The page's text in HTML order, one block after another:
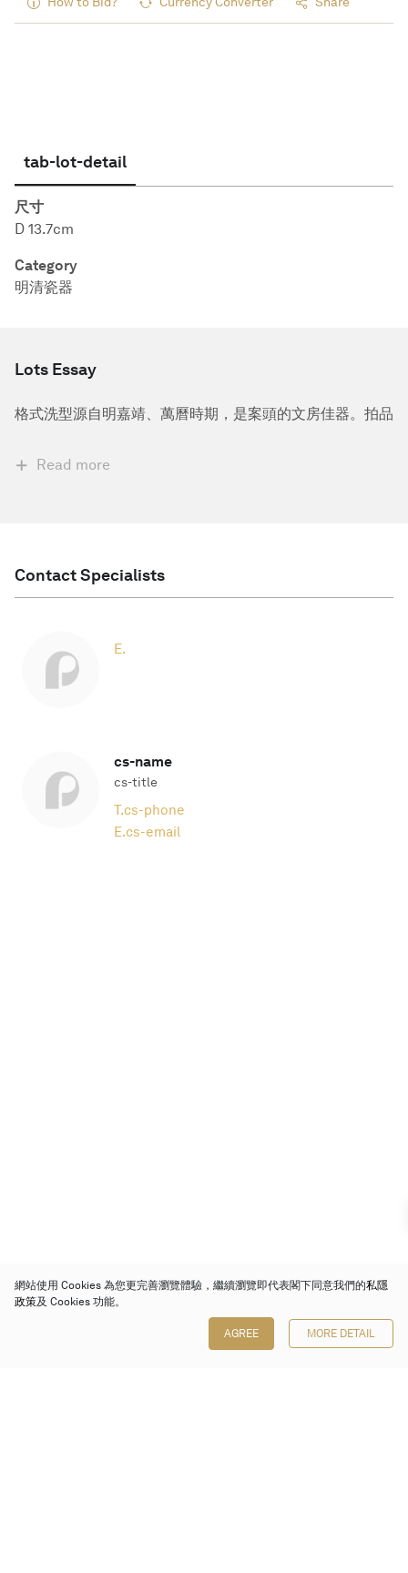
tab-lot-detail
尺寸
D 13.7cm
Category
明清瓷器
Lots Essay
格式洗型源自明嘉靖、萬曆時期，是案頭的文房佳器。拍品
Read more
Contact Specialists
E.
cs-name
cs-title
T.cs-phone
E.cs-email
網站使用 Cookies 為您更完善瀏覽體驗，繼續瀏覽即代表閣下同意我們的私隱
政策及 Cookies 功能。
AGREE MORE DETAIL